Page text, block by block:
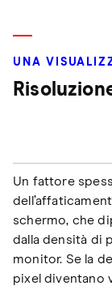
UNA
Un fattore
schermo, che
dalla densità di
monitor. Se la
pixel diventano